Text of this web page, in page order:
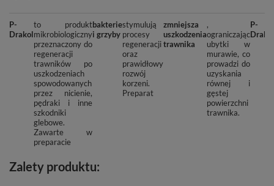
P-
Drakol
to produkt
mikrobiologiczny
przeznaczony do
regeneracji
trawników po
uszkodzeniach
spowodowanych
przez nicienie,
pędraki i inne
szkodniki
glebowe.
Zawarte w
preparacie
bakterie
i grzyby
stymulują
procesy
regeneracji
oraz
prawidłowy
rozwój
korzeni.
Preparat
zmniejsza
uszkodzenia
trawnika
,
ograniczając
ubytki w
murawie, co
prowadzi do
uzyskania
równej i
gęstej
powierzchni
trawnika.
P-
Drakol
Zalety produktu: